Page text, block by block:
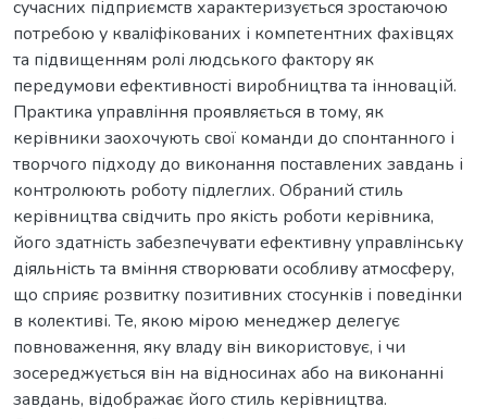
сучасних підприємств характеризується зростаючою
потребою у кваліфікованих і компетентних фахівцях
та підвищенням ролі людського фактору як
передумови ефективності виробництва та інновацій.
Практика управління проявляється в тому, як
керівники заохочують свої команди до спонтанного і
творчого підходу до виконання поставлених завдань і
контролюють роботу підлеглих. Обраний стиль
керівництва свідчить про якість роботи керівника,
його здатність забезпечувати ефективну управлінську
діяльність та вміння створювати особливу атмосферу,
що сприяє розвитку позитивних стосунків і поведінки
в колективі. Те, якою мірою менеджер делегує
повноваження, яку владу він використовує, і чи
зосереджується він на відносинах або на виконанні
завдань, відображає його стиль керівництва.